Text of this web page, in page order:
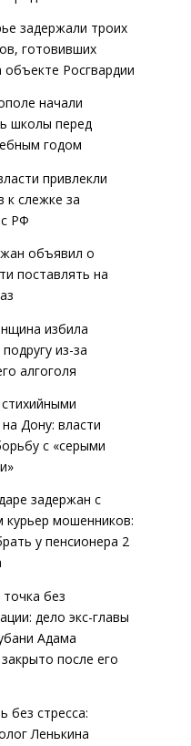
задержали троих
готовивших
объекте Росгвардии
начали
школы перед
годом
привлекли
к слежке за
РФ
объявил о
поставлять на
избила
из-за
алгоголя
Дону: власти
с «серыми
задержан с
курьер мошенников:
у пенсионера 2
без
дело экс-главы
Адама
после его
без стресса:
Ленькина